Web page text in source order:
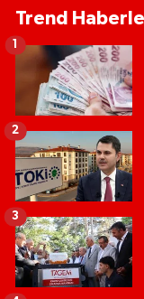
Trend
1
2
3